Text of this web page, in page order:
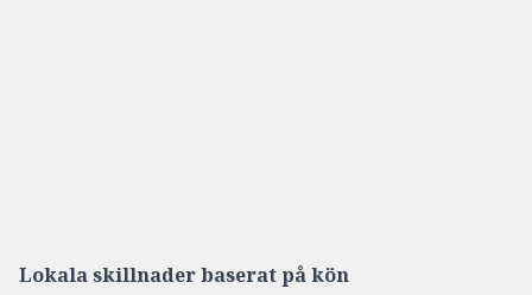
Lokala skillnader baserat på kön